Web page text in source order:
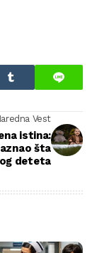
Vest
istina:
šta
deteta